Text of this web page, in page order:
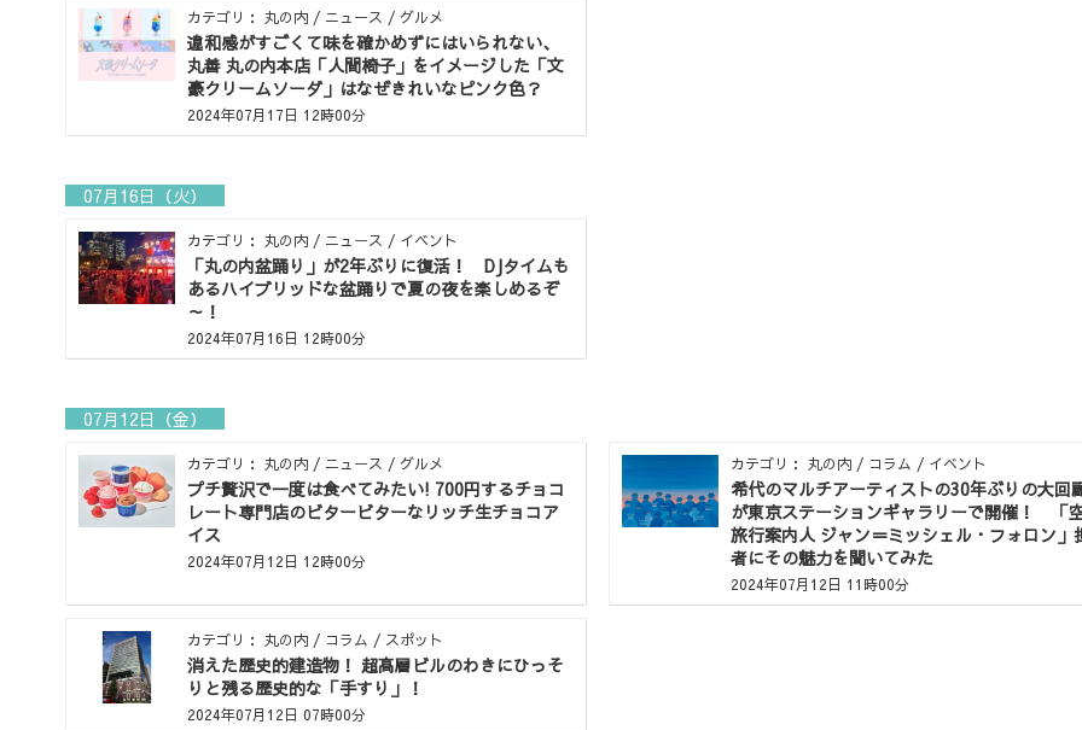
カテゴリ： 丸の内 / ニュース / グルメ
違和感がすごくて味を確かめずにはいられない、
丸善 丸の内本店「人間椅子」をイメージした「文
豪クリームソーダ」はなぜきれいなピンク色？
2024年07月17日 12時00分
07月16日（火）
カテゴリ： 丸の内 / ニュース / イベント
「丸の内盆踊り」が2年ぶりに復活！ DJタイムも
あるハイブリッドな盆踊りで夏の夜を楽しめるぞ
～！
2024年07月16日 12時00分
07月12日（金）
カテゴリ： 丸の内 / ニュース / グルメ
プチ贅沢で一度は食べてみたい! 700円するチョコ
レート専門店のビタービターなリッチ生チョコア
イス
2024年07月12日 12時00分
カテゴリ： 丸の内 / コラム / イベント
希代のマルチアーティストの30年ぶりの大回
が東京ステーションギャラリーで開催！ 「
旅行案内人 ジャン＝ミッシェル・フォロン」
者にその魅力を聞いてみた
2024年07月12日 11時00分
カテゴリ： 丸の内 / コラム / スポット
消えた歴史的建造物！ 超高層ビルのわきにひっそ
りと残る歴史的な「手すり」！
2024年07月12日 07時00分